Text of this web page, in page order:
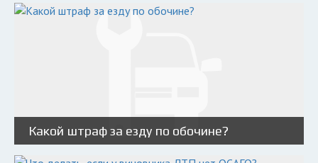
Какой штраф за езду по обочине?